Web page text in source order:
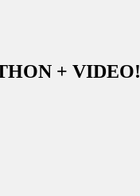
+ VIDEO!